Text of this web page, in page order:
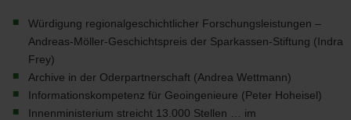
Würdigung regionalgeschichtlicher Forschungsleistungen –
Andreas-Möller-Geschichtspreis der Sparkassen-Stiftung (Indra
Frey)
Archive in der Oderpartnerschaft (Andrea Wettmann)
Informationskompetenz für Geoingenieure (Peter Hoheisel)
Innenministerium streicht 13.000 Stellen … im